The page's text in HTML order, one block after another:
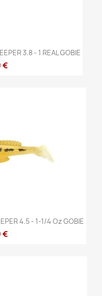
3.8 - 1 REAL GOBIE
€
4.5 - 1-1/4 Oz GOBIE
€